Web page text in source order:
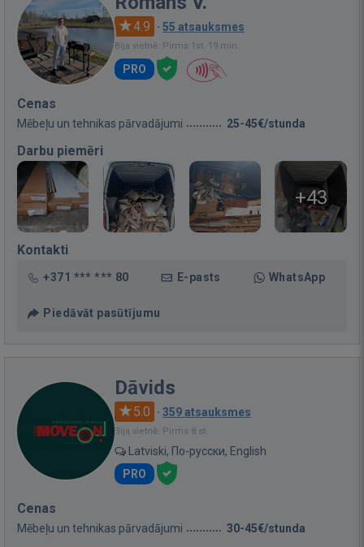
4.9 · 55 atsauksmes
Bija vietnē: Pirms 1st. 19 min.
PRO
Cenas
Mēbeļu un tehnikas pārvadājumi 25-45€/stunda
Darbu piemēri
+43
Kontakti
+371 *** *** 80 E-pasts WhatsApp
Piedāvāt pasūtījumu
Dāvids
5.0 · 359 atsauksmes
Bija vietnē: Pirms 8 st.
Latviski, По-русски, English
PRO
Cenas
Mēbeļu un tehnikas pārvadājumi 30-45€/stunda